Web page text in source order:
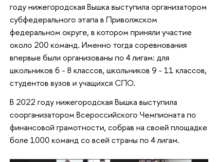
году нижегородская Вышка выступила организатором
субфедерального этапа в Приволжском
федеральном округе, в котором приняли участие
около 200 команд. Именно тогда соревнования
впервые были организованы по 4 лигам: для
школьников 6 - 8 классов, школьников 9 - 11 классов,
студентов вузов и учащихся СПО.
В 2022 году нижегородская Вышка выступила
соорганизатором Всероссийского Чемпионата по
финансовой грамотности, собрав на своей площадке
боле 1000 команд со всей страны по 4 лигам.